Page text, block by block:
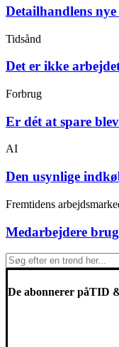
Detailhandlens
Tidsånd
Det er ikke
Forbrug
Er dét at spare
AI
Den usynlige
Fremtidens
Medarbejdere
De abonnerer påTID